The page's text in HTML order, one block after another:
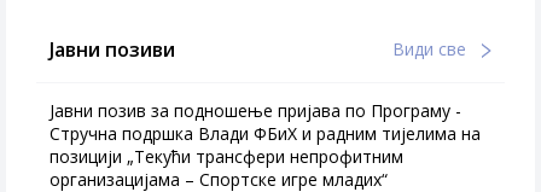
Јавни позиви Види све
Јавни позив за подношење пријава по Програму -
Стручна подршка Влади ФБиХ и радним тијелима на
позицији „Текући трансфери непрофитним
организацијама – Спортске игре младих“